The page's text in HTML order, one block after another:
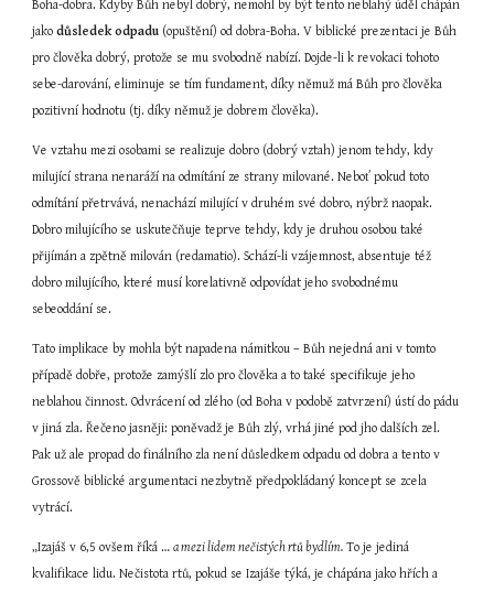
Boha-dobra. Kdyby Bůh nebyl dobrý, nemohl by být tento neblahý úděl chápán
jako důsledek odpadu (opuštění) od dobra-Boha. V biblické prezentaci je Bůh
pro člověka dobrý, protože se mu svobodně nabízí. Dojde-li k revokaci tohoto
sebe-darování, eliminuje se tím fundament, díky němuž má Bůh pro člověka
pozitivní hodnotu (tj. díky němuž je dobrem člověka).
Ve vztahu mezi osobami se realizuje dobro (dobrý vztah) jenom tehdy, kdy
milující strana nenaráží na odmítání ze strany milované. Neboť pokud toto
odmítání přetrvává, nenachází milující v druhém své dobro, nýbrž naopak.
Dobro milujícího se uskutečňuje teprve tehdy, kdy je druhou osobou také
přijímán a zpětně milován (redamatio). Schází-li vzájemnost, absentuje též
dobro milujícího, které musí korelativně odpovídat jeho svobodnému
sebeoddání se.
Tato implikace by mohla být napadena námitkou – Bůh nejedná ani v tomto
případě dobře, protože zamýšlí zlo pro člověka a to také specifikuje jeho
neblahou činnost. Odvrácení od zlého (od Boha v podobě zatvrzení) ústí do pádu
v jiná zla. Řečeno jasněji: poněvadž je Bůh zlý, vrhá jiné pod jho dalších zel.
Pak už ale propad do finálního zla není důsledkem odpadu od dobra a tento v
Grossově biblické argumentaci nezbytně předpokládaný koncept se zcela
vytrácí.
„Izajáš v 6,5 ovšem říká … a mezi lidem nečistých rtů bydlím. To je jediná
kvalifikace lidu. Nečistota rtů, pokud se Izajáše týká, je chápána jako hřích a